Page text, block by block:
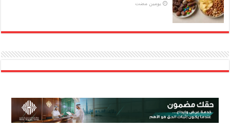
‏يومين مضت